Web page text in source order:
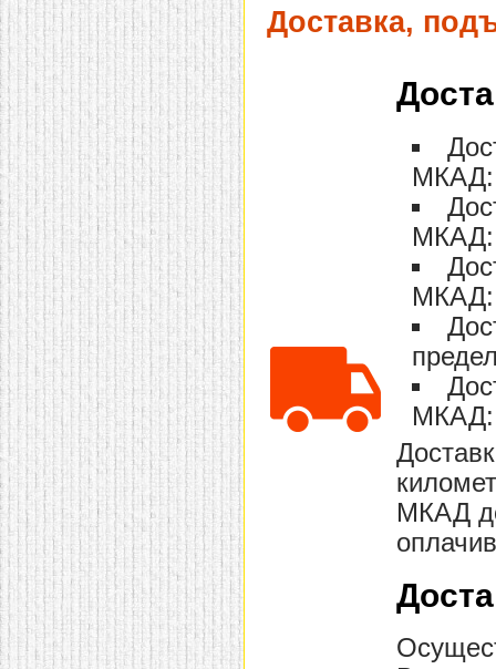
для однокомнатных
квартир.
Доставка,
МКАД:
МКАД:
МКАД:
МКАД:
МКАД